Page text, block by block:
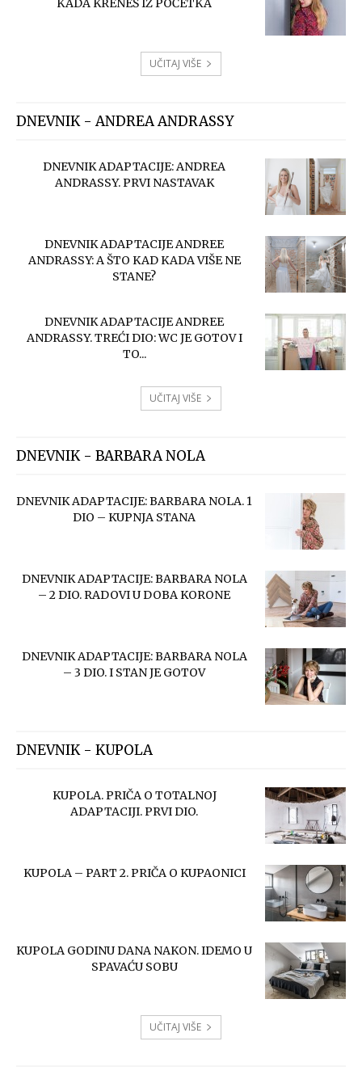
KADA KRENEŠ IZ POČETKA
UČITAJ VIŠE
DNEVNIK - ANDREA ANDRASSY
DNEVNIK ADAPTACIJE: ANDREA
ANDRASSY. PRVI NASTAVAK
DNEVNIK ADAPTACIJE ANDREE
ANDRASSY: A ŠTO KAD KADA VIŠE NE
STANE?
DNEVNIK ADAPTACIJE ANDREE
ANDRASSY. TREĆI DIO: WC JE GOTOV I
TO...
UČITAJ VIŠE
DNEVNIK - BARBARA NOLA
DNEVNIK ADAPTACIJE: BARBARA NOLA. 1
DIO – KUPNJA STANA
DNEVNIK ADAPTACIJE: BARBARA NOLA
– 2 DIO. RADOVI U DOBA KORONE
DNEVNIK ADAPTACIJE: BARBARA NOLA
– 3 DIO. I STAN JE GOTOV
DNEVNIK - KUPOLA
KUPOLA. PRIČA O TOTALNOJ
ADAPTACIJI. PRVI DIO.
KUPOLA – PART 2. PRIČA O KUPAONICI
KUPOLA GODINU DANA NAKON. IDEMO U
SPAVAĆU SOBU
UČITAJ VIŠE